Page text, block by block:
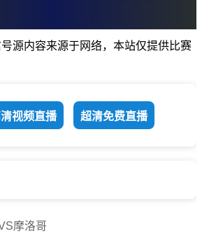
0:0
源内容来源于网络，本站仅提供比赛
视频直播 超清免费直播
摩洛哥